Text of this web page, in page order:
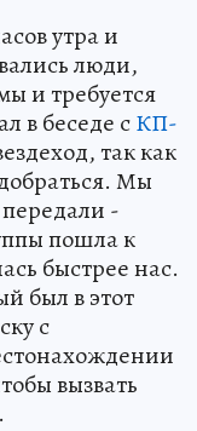
утра и
люди,
и требуется
в беседе сКП-
так как
Мы
-
пошла к
быстрее нас.
был в этот
с
вызвать